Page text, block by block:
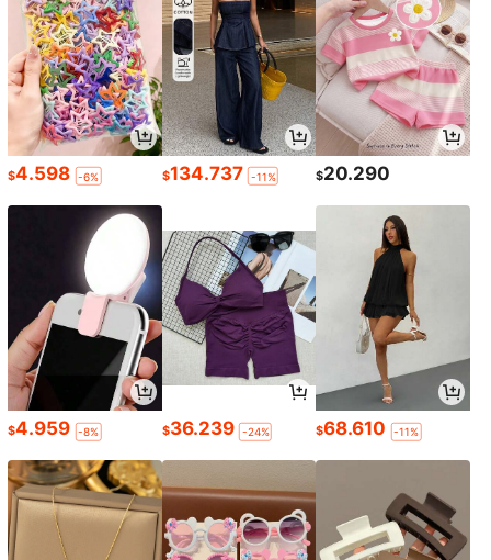
$4.598 -6% $134.737 -11% $20.290
$4.959 -8% $36.239 -24% $68.610 -11%